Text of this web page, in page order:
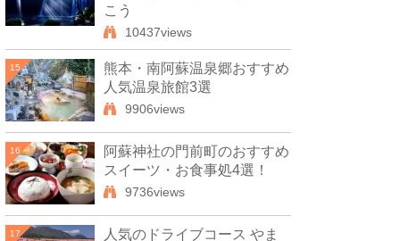
こう
10437views
15
熊本・南阿蘇温泉郷おすすめ
人気温泉旅館3選
9906views
16
阿蘇神社の門前町のおすすめ
スイーツ・お食事処4選！
9736views
17
人気のドライブコース やま